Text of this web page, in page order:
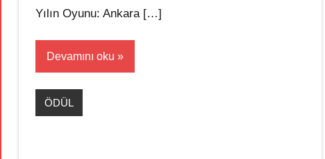
Yılın Oyunu: Ankara […]
Devamını oku
ÖDÜL